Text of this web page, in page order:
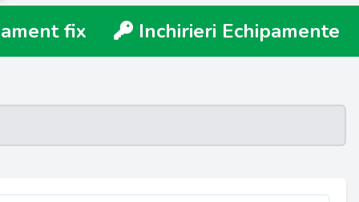
fix Inchirieri Echipamente